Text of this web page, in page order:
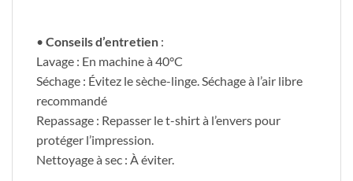
• Conseils d’entretien :
Lavage : En machine à 40°C
Séchage : Évitez le sèche-linge. Séchage à l’air libre
recommandé
Repassage : Repasser le t-shirt à l’envers pour
protéger l’impression.
Nettoyage à sec : À éviter.